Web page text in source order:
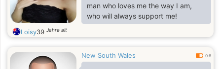
man who loves me the way I am,
who will always support me!
Loisy39 Jahre alt
New South Wales 0.6